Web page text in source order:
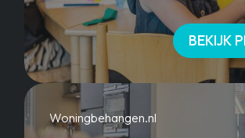
BEKIJK
Woningbehangen.nl